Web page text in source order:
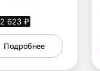
2 623₽
Подробнее